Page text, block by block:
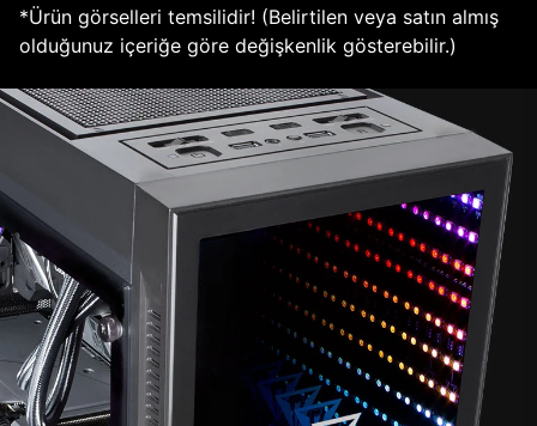
*Ürün görselleri temsilidir! (Belirtilen veya satın almış
olduğunuz içeriğe göre değişkenlik gösterebilir.)